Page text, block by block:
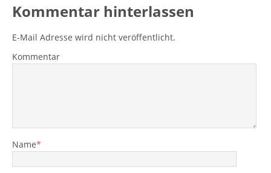
Kommentar hinterlassen
E-Mail Adresse wird nicht veröffentlicht.
Kommentar
Name*